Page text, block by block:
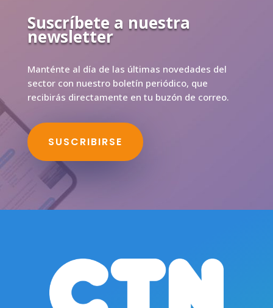
Suscríbete a nuestra
newsletter
Manténte al día de las últimas novedades del
sector con nuestro boletín periódico, que
recibirás directamente en tu buzón de correo.
SUSCRIBIRSE